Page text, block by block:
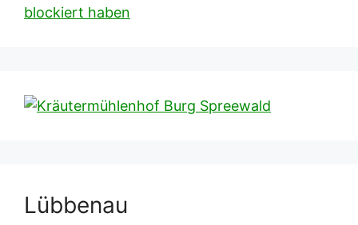
blockiert haben
Lübbenau